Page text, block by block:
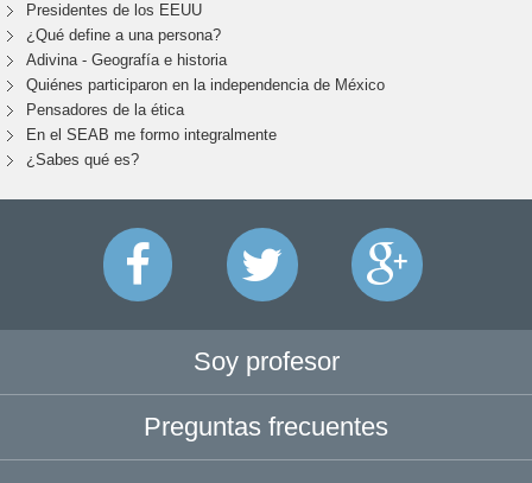
Presidentes de los EEUU
¿Qué define a una persona?
Adivina - Geografía e historia
Quiénes participaron en la independencia de México
Pensadores de la ética
En el SEAB me formo integralmente
¿Sabes qué es?
Soy profesor
Preguntas frecuentes